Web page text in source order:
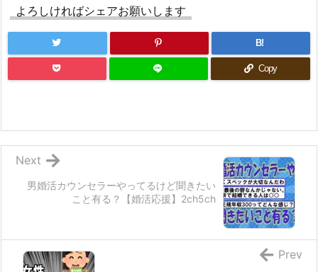
よろしければシェアお願いします
B!
Copy
男婚活カウンセラーやってるけど聞きたい
こと有る？【婚活応援】2ch5ch
Next
Prev